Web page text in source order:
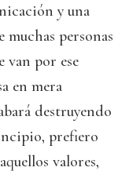
y una
personas
van por ese
en mera
destruyendo
prefiero
valores,